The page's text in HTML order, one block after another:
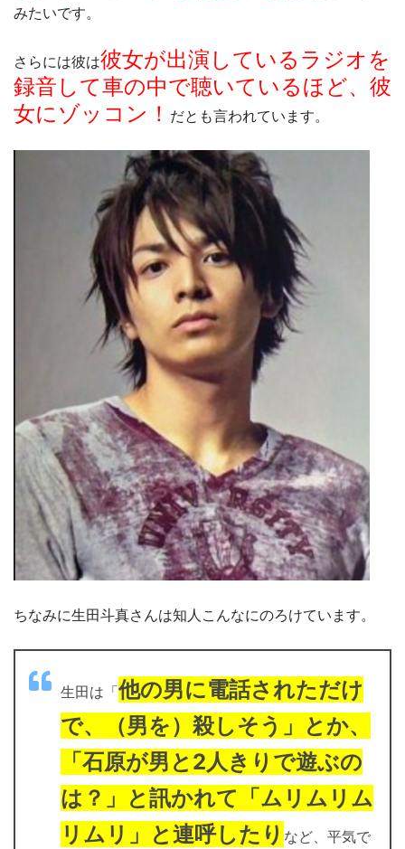
みたいです。
さらには彼は彼女が出演しているラジオを
録音して車の中で聴いているほど、彼
女にゾッコン！ だとも言われています。
ちなみに生田斗真さんは知人こんなにのろけています。
生田は「他の男に電話されただけ
で、（男を）殺しそう」とか、
「石原が男と2人きりで遊ぶの
は？」と訊かれて「ムリムリム
リムリ」と連呼したり など、平気で